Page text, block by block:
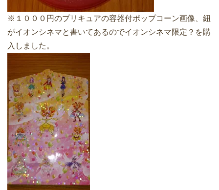
※１０００円のプリキュアの容器付ポップコーン画像、紐
がイオンシネマと書いてあるのでイオンシネマ限定？を購
入しました。